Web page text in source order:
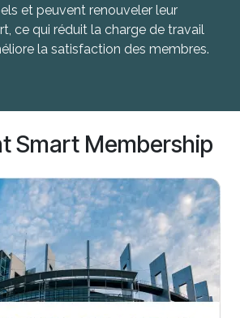
et peuvent renouveler leur
ce qui réduit la charge de travail
la satisfaction des membres.
Smart Membership